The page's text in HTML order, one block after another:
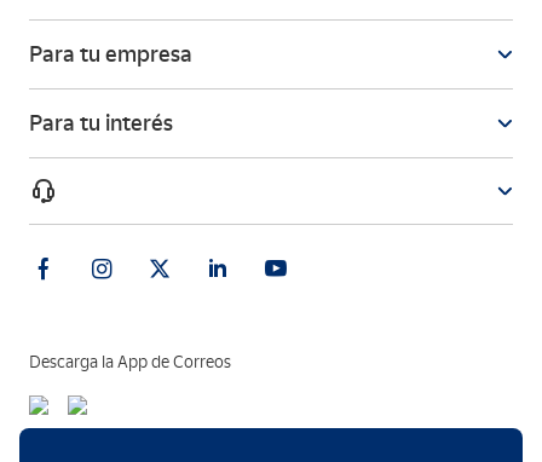
Para tu empresa
Para tu interés
Descarga la App de Correos